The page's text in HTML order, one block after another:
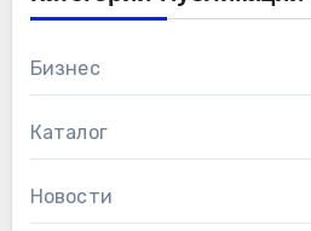
Бизнес
Каталог
Новости